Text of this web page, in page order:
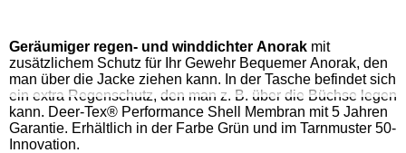
Geräumiger regen- und winddichter Anorak mit
zusätzlichem Schutz für Ihr Gewehr Bequemer Anorak, den
man über die Jacke ziehen kann. In der Tasche befindet sich
ein extra Regenschutz, den man z. B. über die Büchse legen
kann. Deer-Tex® Performance Shell Membran mit 5 Jahren
Garantie. Erhältlich in der Farbe Grün und im Tarnmuster 50-
Innovation.